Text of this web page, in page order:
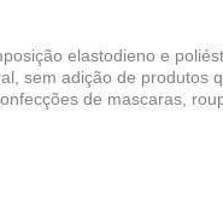
elastodieno e
sem adição de produtos
de mascaras,